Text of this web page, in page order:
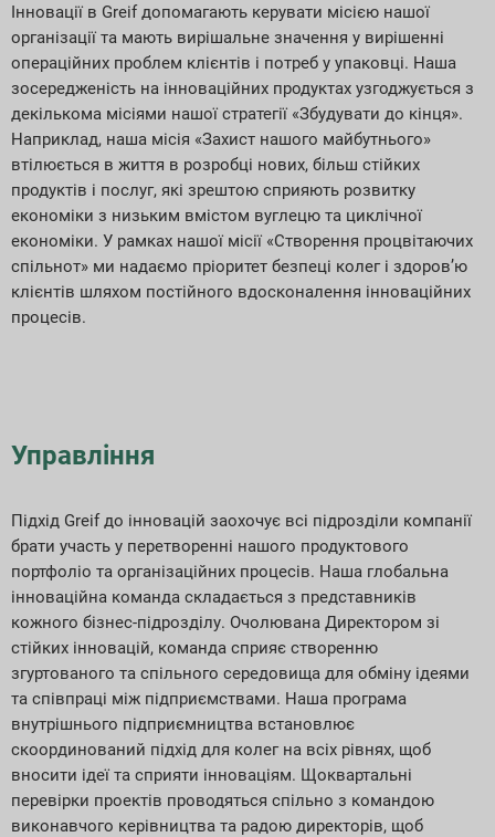
Інновації в Greif допомагають керувати місією нашої
організації та мають вирішальне значення у вирішенні
операційних проблем клієнтів і потреб у упаковці. Наша
зосередженість на інноваційних продуктах узгоджується з
декількома місіями нашої стратегії «Збудувати до кінця».
Наприклад, наша місія «Захист нашого майбутнього»
втілюється в життя в розробці нових, більш стійких
продуктів і послуг, які зрештою сприяють розвитку
економіки з низьким вмістом вуглецю та циклічної
економіки. У рамках нашої місії «Створення процвітаючих
спільнот» ми надаємо пріоритет безпеці колег і здоров’ю
клієнтів шляхом постійного вдосконалення інноваційних
процесів.
Управління
Підхід Greif до інновацій заохочує всі підрозділи компанії
брати участь у перетворенні нашого продуктового
портфоліо та організаційних процесів. Наша глобальна
інноваційна команда складається з представників
кожного бізнес-підрозділу. Очолювана Директором зі
стійких інновацій, команда сприяє створенню
згуртованого та спільного середовища для обміну ідеями
та співпраці між підприємствами. Наша програма
внутрішнього підприємництва встановлює
скоординований підхід для колег на всіх рівнях, щоб
вносити ідеї та сприяти інноваціям. Щоквартальні
перевірки проектів проводяться спільно з командою
виконавчого керівництва та радою директорів, щоб